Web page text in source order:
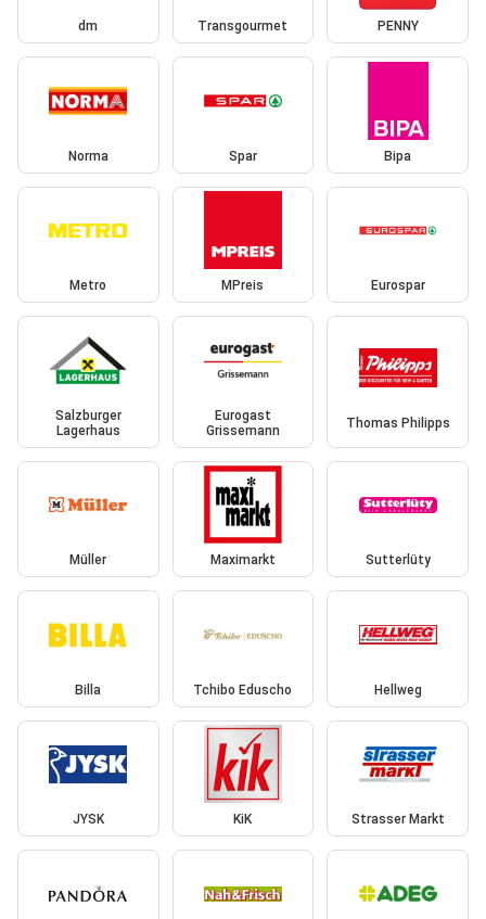
dm Transgourmet PENNY
Norma Spar Bipa
Metro MPreis Eurospar
Salzburger
Lagerhaus
Eurogast
Grissemann
Thomas Philipps
Müller Maximarkt Sutterlüty
Billa Tchibo Eduscho Hellweg
JYSK KiK Strasser Markt